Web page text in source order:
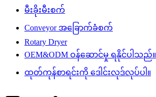
မီးခိုးမီးစက်
Conveyor အခြောက်ခံစက်
Rotary Dryer
OEM&ODM ဝန်ဆောင်မှု ရနိုင်ပါသည်။
ထုတ်ကုန်စာရင်းကို ဒေါင်းလုဒ်လုပ်ပါ။